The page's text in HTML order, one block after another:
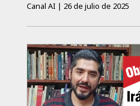
Canal AI | 26 de julio de 2025